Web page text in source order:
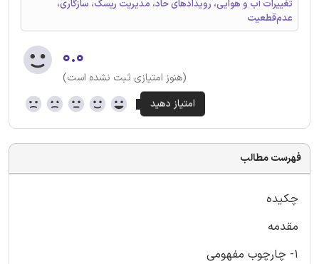
تغییرات آب و هوایی، رویدادهای حاد، مدیریت ریسک، سازگاری،
عدم‌قطعیت
۰.۰
(هنوز امتیازی ثبت نشده است)
فهرست مطالب
چکیده
مقدمه
1- چارچوب مفهومی